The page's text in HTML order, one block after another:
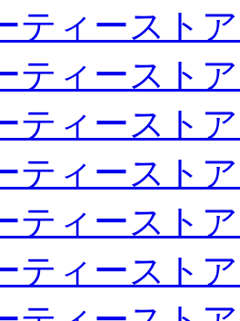
ティースト
ティースト
ティースト
ティースト
ティースト
ティースト